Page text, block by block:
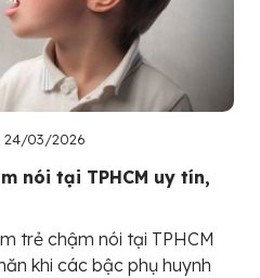
24/03/2026
nói tại TPHCM uy tín,
trẻ chậm nói tại TPHCM
khi các bậc phụ huynh